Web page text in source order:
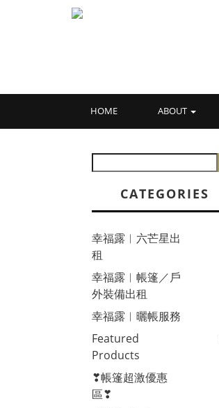
HOME ABOUT
CATEGORIES
幸福露︱六芒星出
租
幸福露︱帳篷／戶
外裝備出租
幸福露︱曬帳服務
Featured
Products
❣帳篷超激優惠
區❣